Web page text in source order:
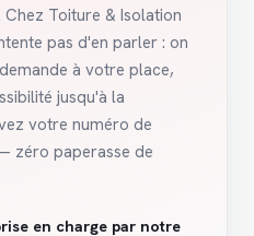
Chez Toiture & Isolation
pas d'en parler : on
à votre place,
jusqu'à la
votre numéro de
zéro paperasse de
en charge par notre